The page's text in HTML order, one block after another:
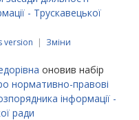
- Трускавецької
version | Зміни
оновив набір
нормативно-правові
інформації -
ради